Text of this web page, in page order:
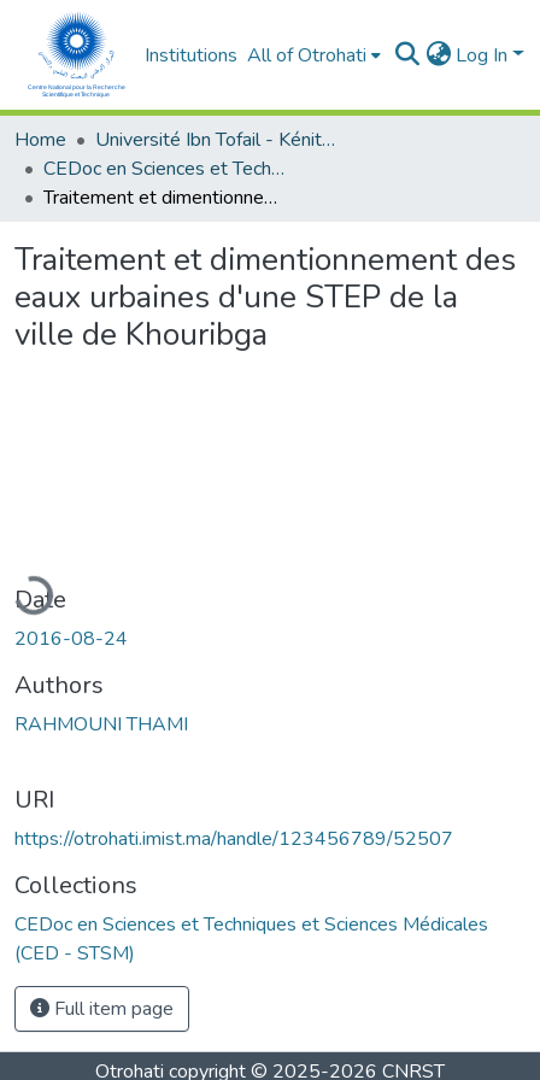
Institutions All of Otrohati Log In
Home
Université Ibn Tofail - Kénitra
CEDoc en Sciences et Techniques et Sciences Médicales (CED - STSM)
Traitement et dimentionnement des eaux urbaines d'une STEP de la ville de Khouribga
Traitement et dimentionnement des
eaux urbaines d'une STEP de la
ville de Khouribga
Date
2016-08-24
Authors
RAHMOUNI THAMI
URI
https://otrohati.imist.ma/handle/123456789/52507
Collections
CEDoc en Sciences et Techniques et Sciences Médicales
(CED - STSM)
Full item page
Otrohati copyright © 2025-2026 CNRST